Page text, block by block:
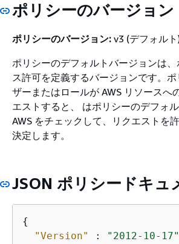
ポリシーのバージョン
ポリシーのバージョン: v3 (デフォルト
ポリシーのデフォルトバージョンは
ス許可を定義するバージョンです。
ザーまたはロールが AWS リソースへ
エストすると、 はポリシーのデフォ
AWS をチェックして、リクエストを
決定します。
JSON ポリシードキュ
{
"Version"
: "2012-10-17"